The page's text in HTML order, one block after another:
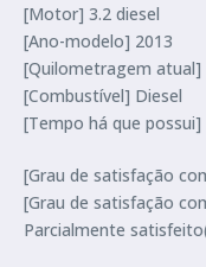
[Motor] 3.2 diesel
[Ano-modelo] 2013
[Quilometragem atual]
[Combustível] Diesel
[Tempo há que
[Grau de satisfação
[Grau de satisfação
Parcialmente